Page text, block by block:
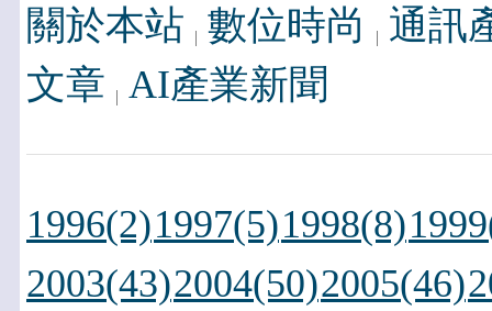
關於本站 數位時尚
通訊
文章 AI產業新聞
1996(2)1997(5)1998(8)
2003(43)2004(50)2005(46)